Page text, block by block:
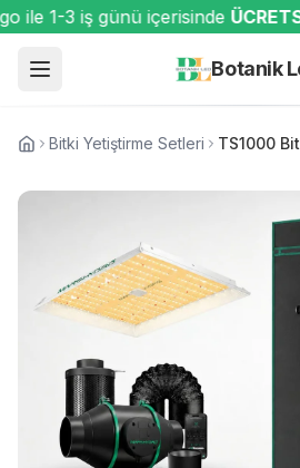
1-3 iş günü içerisinde
Botanik
Bitki Yetiştirme Setleri